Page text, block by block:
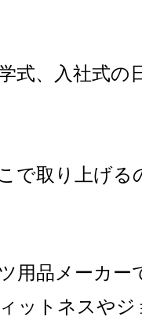
式、入社式の
で取り上げる
用品メーカー
ットネスや